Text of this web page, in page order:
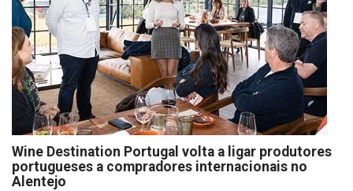
Wine Destination Portugal volta a ligar produtores
portugueses a compradores internacionais no
Alentejo